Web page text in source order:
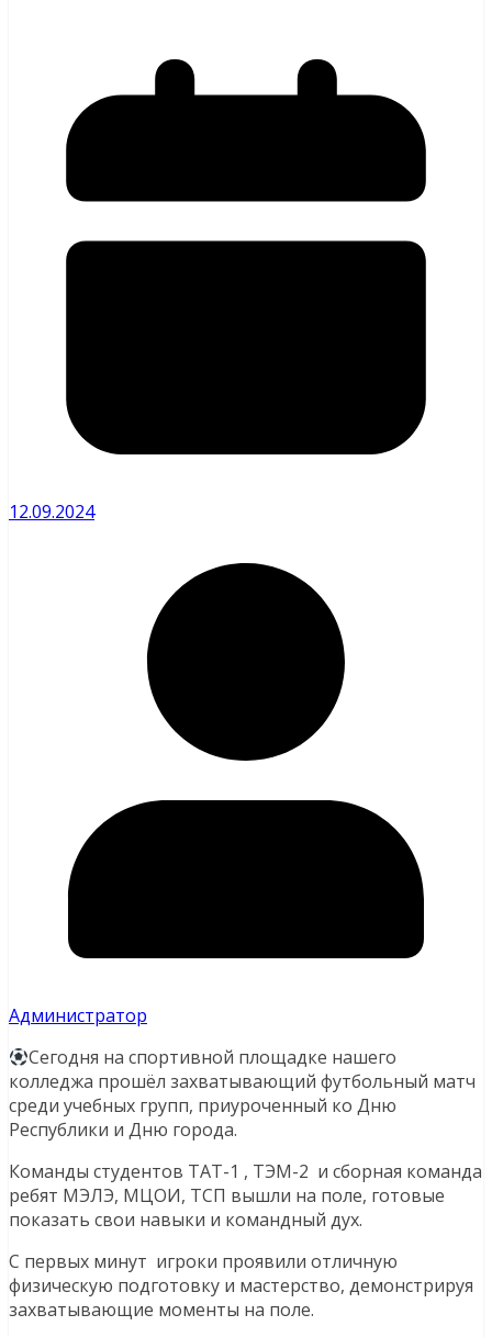
12.09.2024
Администратор
Сегодня на спортивной площадке нашего
колледжа прошёл захватывающий футбольный матч
среди учебных групп, приуроченный ко Дню
Республики и Дню города.
Команды студентов ТАТ-1 , ТЭМ-2 и сборная команда
ребят МЭЛЭ, МЦОИ, ТСП вышли на поле, готовые
показать свои навыки и командный дух.
С первых минут игроки проявили отличную
физическую подготовку и мастерство, демонстрируя
захватывающие моменты на поле.